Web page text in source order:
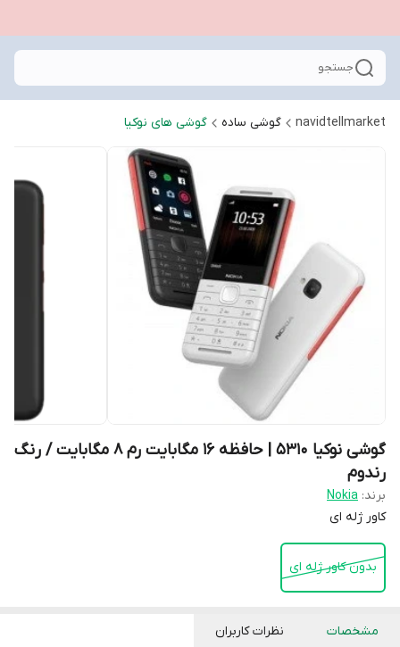
جستجو
navidtellmarket گوشی ساده گوشی های نوکیا
گوشی نوکیا 5310 | حافظه 16 مگابایت رم ۸ مگابایت / رنگ
رندوم
برند: Nokia
کاور ژله ای
بدون کاور ژله ای
مشخصات نظرات کاربران